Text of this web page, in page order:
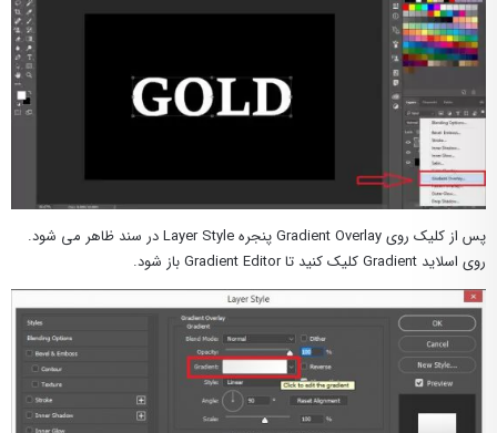
پس از کلیک روی Gradient Overlay پنجره Layer Style در سند ظاهر می شود.
روی اسلاید Gradient کلیک کنید تا Gradient Editor باز شود.